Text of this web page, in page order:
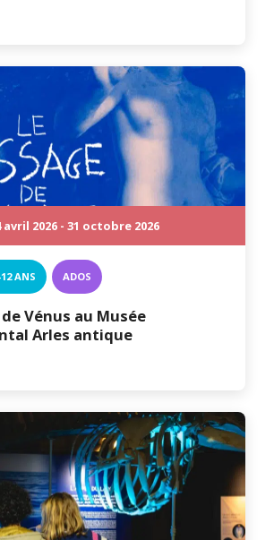
avril 2026 - 31 octobre 2026
ANS ADOS
Vénus au Musée
Arles antique